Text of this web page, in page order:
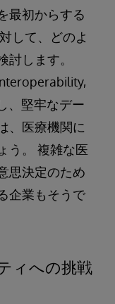
最初からする
して、どのよ
します。
、堅牢なデー
、医療機関に
う。 複雑な医
思決定のため
企業もそうで
ィへの挑戦